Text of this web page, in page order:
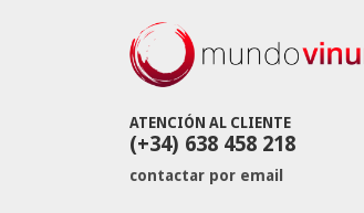
ATENCIÓN AL CLIENTE
(+34) 638 458 218
contactar por email